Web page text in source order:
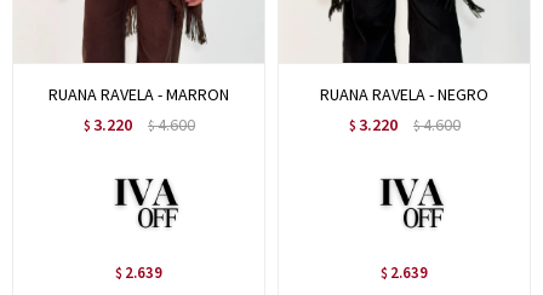
RUANA RAVELA - MARRON
$ 3.220 $4.600
$ 2.639
RUANA RAVELA - NEGRO
$ 3.220 $4.600
$ 2.639